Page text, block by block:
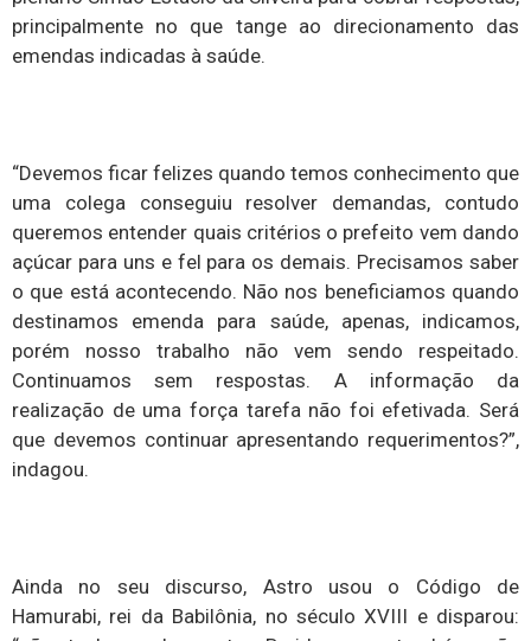
principalmente no que tange ao direcionamento das
emendas indicadas à saúde.
“Devemos ficar felizes quando temos conhecimento que
uma colega conseguiu resolver demandas, contudo
queremos entender quais critérios o prefeito vem dando
açúcar para uns e fel para os demais. Precisamos saber
o que está acontecendo. Não nos beneficiamos quando
destinamos emenda para saúde, apenas, indicamos,
porém nosso trabalho não vem sendo respeitado.
Continuamos sem respostas. A informação da
realização de uma força tarefa não foi efetivada. Será
que devemos continuar apresentando requerimentos?”,
indagou.
Ainda no seu discurso, Astro usou o Código de
Hamurabi, rei da Babilônia, no século XVIII e disparou: